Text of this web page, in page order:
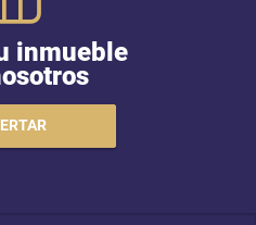
inmueble